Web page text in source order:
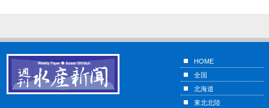
HOME
全国
北海道
東北北陸